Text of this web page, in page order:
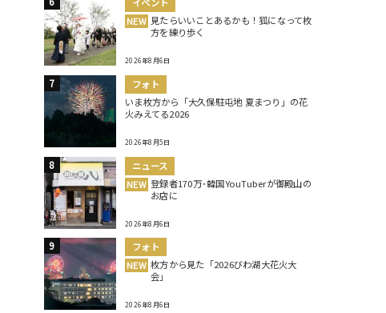
イベント
NEW 見たらいいことあるかも！狐になって枚
方を練り歩く
2026年8月6日
フォト
いま枚方から「大久保駐屯地 夏まつり」の花
火みえてる2026
2026年8月5日
ニュース
NEW 登録者170万･韓国YouTuberが御殿山の
お店に
2026年8月6日
フォト
NEW 枚方から見た「2026びわ湖大花火大
会」
2026年8月6日